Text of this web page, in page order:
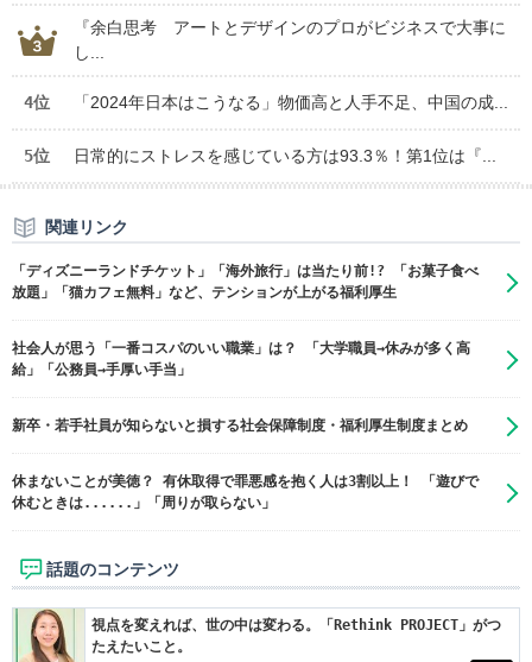
『余白思考 アートとデザインのプロがビジネスで大事に
し...
4位 「2024年日本はこうなる」物価高と人手不足、中国の成...
5位 日常的にストレスを感じている方は93.3％！第1位は『...
関連リンク
「ディズニーランドチケット」「海外旅行」は当たり前!? 「お菓子食べ
放題」「猫カフェ無料」など、テンションが上がる福利厚生
社会人が思う「一番コスパのいい職業」は？ 「大学職員→休みが多く高
給」「公務員→手厚い手当」
新卒・若手社員が知らないと損する社会保障制度・福利厚生制度まとめ
休まないことが美徳？ 有休取得で罪悪感を抱く人は3割以上！ 「遊びで
休むときは......」「周りが取らない」
話題のコンテンツ
視点を変えれば、世の中は変わる。「Rethink PROJECT」がつ
たえたいこと。